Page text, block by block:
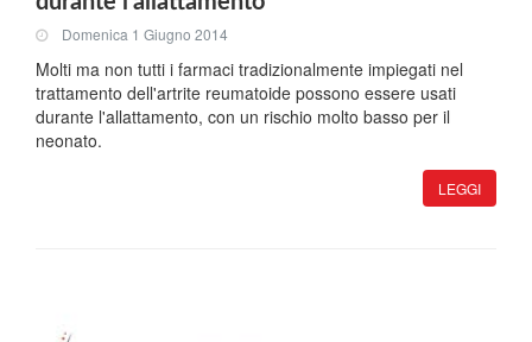
Domenica 1 Giugno 2014
Molti ma non tutti i farmaci tradizionalmente impiegati nel
trattamento dell'artrite reumatoide possono essere usati
durante l'allattamento, con un rischio molto basso per il
neonato.
LEGGI